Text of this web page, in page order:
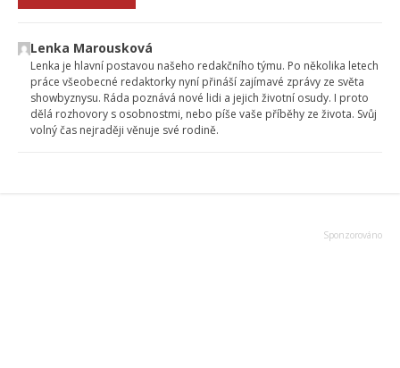
Lenka Marousková
Lenka je hlavní postavou našeho redakčního týmu. Po několika letech
práce všeobecné redaktorky nyní přináší zajímavé zprávy ze světa
showbyznysu. Ráda poznává nové lidi a jejich životní osudy. I proto
dělá rozhovory s osobnostmi, nebo píše vaše příběhy ze života. Svůj
volný čas nejraději věnuje své rodině.